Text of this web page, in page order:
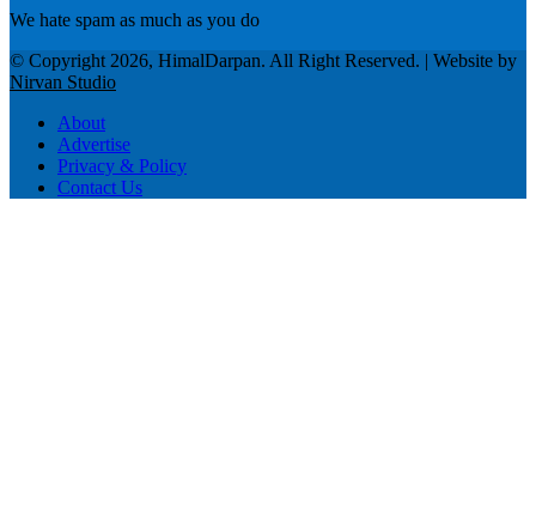
We hate spam as much as you do
© Copyright 2026, HimalDarpan. All Right Reserved. | Website by
Nirvan Studio
About
Advertise
Privacy & Policy
Contact Us